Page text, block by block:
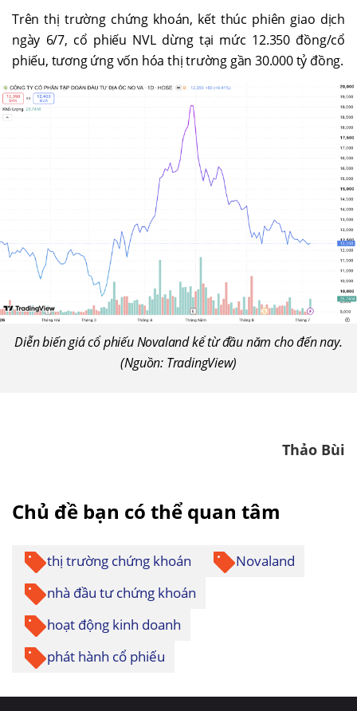
Trên thị trường chứng khoán, kết thúc phiên giao dịch
ngày 6/7, cổ phiếu NVL dừng tại mức 12.350 đồng/cổ
phiếu, tương ứng vốn hóa thị trường gần 30.000 tỷ đồng.
Diễn biến giá cổ phiếu Novaland kể từ đầu năm cho đến nay.
(Nguồn: TradingView)
Thảo Bùi
Chủ đề bạn có thể quan tâm
thị trường chứng khoán
Novaland
nhà đầu tư chứng khoán
hoạt động kinh doanh
phát hành cổ phiếu